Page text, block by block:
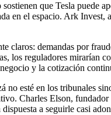
que Tesla puede
en el espacio. Ark Invest,
claros: demandas por
los reguladores mirarían
y la cotización
no esté en los tribunales
Charles Elson,
a seguirle casi